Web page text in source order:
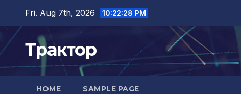
content
Fri. Aug 7th, 2026 10:22:29 PM
Трактор
HOME SAMPLE PAGE